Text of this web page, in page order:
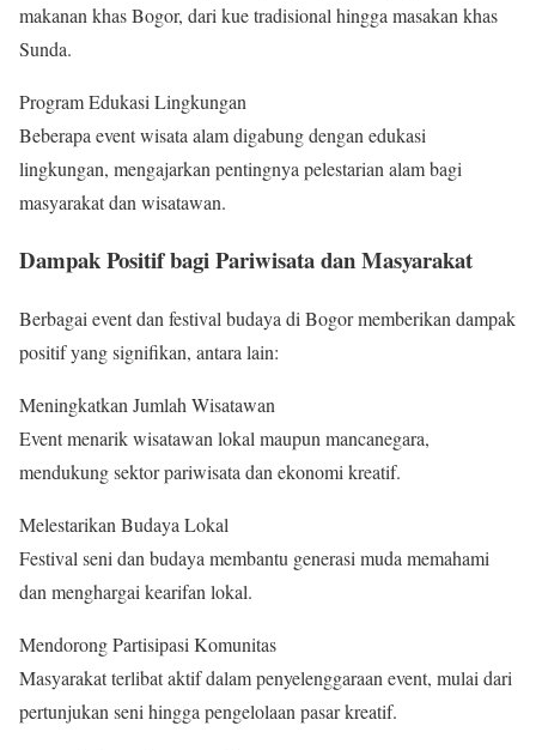
makanan khas Bogor, dari kue tradisional hingga masakan khas
Sunda.
Program Edukasi Lingkungan
Beberapa event wisata alam digabung dengan edukasi
lingkungan, mengajarkan pentingnya pelestarian alam bagi
masyarakat dan wisatawan.
Dampak Positif bagi Pariwisata dan Masyarakat
Berbagai event dan festival budaya di Bogor memberikan dampak
positif yang signifikan, antara lain:
Meningkatkan Jumlah Wisatawan
Event menarik wisatawan lokal maupun mancanegara,
mendukung sektor pariwisata dan ekonomi kreatif.
Melestarikan Budaya Lokal
Festival seni dan budaya membantu generasi muda memahami
dan menghargai kearifan lokal.
Mendorong Partisipasi Komunitas
Masyarakat terlibat aktif dalam penyelenggaraan event, mulai dari
pertunjukan seni hingga pengelolaan pasar kreatif.